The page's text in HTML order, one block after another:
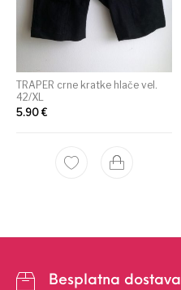
TRAPER crne kratke hlače vel.
42/XL
5.90€
Besplatna dostava